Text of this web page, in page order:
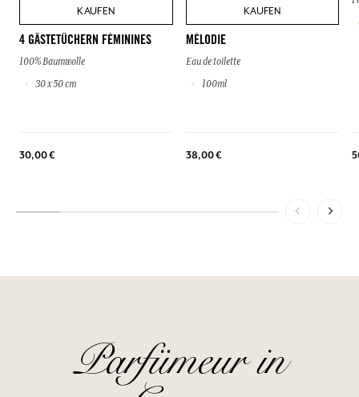
KAUFEN
4 GÄSTETÜCHERN FÉMININES
100% Baumwolle
30 x 50 cm
30,00 €
KAUFEN
MÉLODIE
Eau de toilette
100ml
38,00 €
Parfümeur in